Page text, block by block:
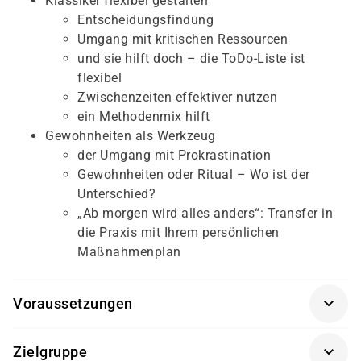
Entscheidungsfindung
Umgang mit kritischen Ressourcen
und sie hilft doch – die ToDo-Liste ist
flexibel
Zwischenzeiten effektiver nutzen
ein Methodenmix hilft
Gewohnheiten als Werkzeug
der Umgang mit Prokrastination
Gewohnheiten oder Ritual – Wo ist der
Unterschied?
„Ab morgen wird alles anders“: Transfer in
die Praxis mit Ihrem persönlichen
Maßnahmenplan
Voraussetzungen
folgende Vorkenntnisse mitbringen:
Zielgruppe